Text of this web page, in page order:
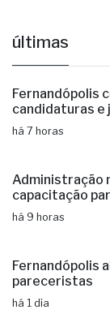
últimas
Fernandópolis
candidaturas e
há 7 horas
Administração
capacitação
há 9 horas
Fernandópolis
pareceristas
há 1 dia